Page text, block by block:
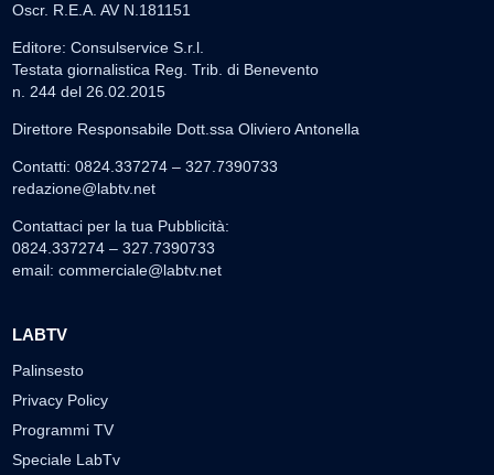
Oscr. R.E.A. AV N.181151
Editore: Consulservice S.r.l.
Testata giornalistica Reg. Trib. di Benevento
n. 244 del 26.02.2015
Direttore Responsabile Dott.ssa Oliviero Antonella
Contatti: 0824.337274 – 327.7390733
redazione@labtv.net
Contattaci per la tua Pubblicità:
0824.337274 – 327.7390733
email: commerciale@labtv.net
LABTV
Palinsesto
Privacy Policy
Programmi TV
Speciale LabTv